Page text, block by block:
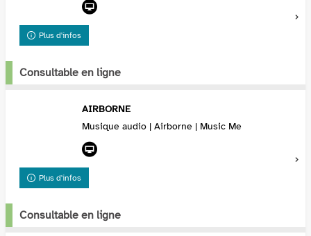
Plus d'infos
Consultable en ligne
AIRBORNE
Musique audio | Airborne | Music Me
Plus d'infos
Consultable en ligne